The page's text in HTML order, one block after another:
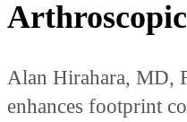
Alan Hirahara, MD,
enhances footprint